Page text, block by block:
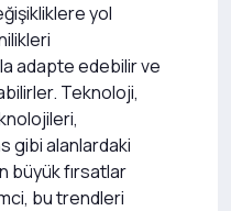
yol
adapte edebilir ve
Teknoloji,
gibi alanlardaki
büyük fırsatlar
bu trendleri